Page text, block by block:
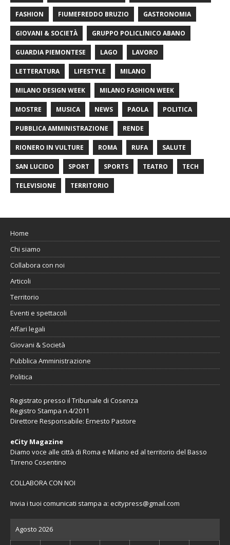
FASHION FIUMEFREDDO BRUZIO GASTRONOMIA
GIOVANI & SOCIETÀ GRUPPO POLICLINICO ABANO
GUARDIA PIEMONTESE LAGO LAVORO
LETTERATURA LIFESTYLE MILANO
MILANO DESIGN WEEK MILANO FASHION WEEK
MOSTRE MUSICA NEWS PAOLA POLITICA
PUBBLICA AMMINISTRAZIONE RENDE
RIONERO IN VULTURE ROMA RUFA SALUTE
SAN LUCIDO SPORT SPORTS TEATRO TECH
TELEVISIONE TERRITORIO
Home
Chi siamo
Collabora con noi
Articoli
Territorio
Eventi e spettacoli
Affari legali
Giovani & Società
Pubblica Amministrazione
Politica
Registrato presso il Tribunale di Cosenza
Registro Stampa n.4/2011
Direttore Responsabile: Ernesto Pastore
eCity Magazine
Diamo voce alle città di Roma e Milano ed al territorio del Basso
Tirreno Cosentino
COLLABORA CON NOI
Invia i tuoi comunicati stampa a: ecitypress@gmail.com
Agosto 2026